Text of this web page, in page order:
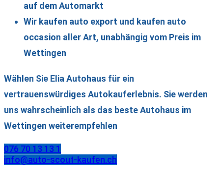
auf dem Automarkt
Wir kaufen auto export und kaufen auto
occasion aller Art, unabhängig vom Preis im
Wettingen
Wählen Sie Elia Autohaus für ein
vertrauenswürdiges Autokauferlebnis. Sie werden
uns wahrscheinlich als das beste Autohaus im
Wettingen weiterempfehlen
076 70 13 13 1
info@auto-scout-kaufen.ch